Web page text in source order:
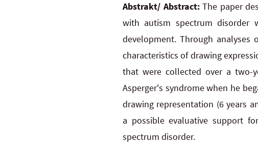
Abstrakt/ Abstract:The paper
with autism spectrum
development. Through
characteristics of drawing
that were collected over a two-
Asperger's syndrome when he
drawing representation (6 years
a possible evaluative support
spectrum disorder.